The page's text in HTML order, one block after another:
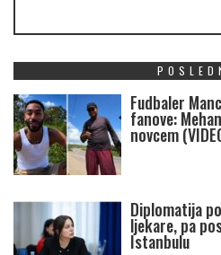
Fudbaler
fanove:
novcem
Diplomatija
ljekare, pa
Istanbulu